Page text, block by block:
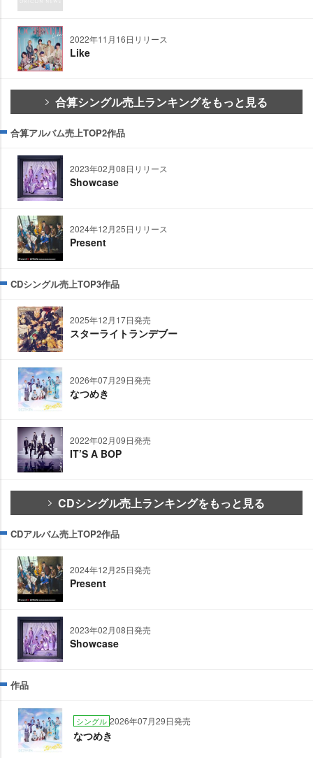
2022年11月16日リリース
Like
合算シングル売上ランキングをもっと見る
合算アルバム売上TOP2作品
2023年02月08日リリース
Showcase
2024年12月25日リリース
Present
CDシングル売上TOP3作品
2025年12月17日発売
スターライトランデブー
2026年07月29日発売
なつめき
2022年02月09日発売
IT’S A BOP
CDシングル売上ランキングをもっと見る
CDアルバム売上TOP2作品
2024年12月25日発売
Present
2023年02月08日発売
Showcase
作品
シングル 2026年07月29日発売
なつめき